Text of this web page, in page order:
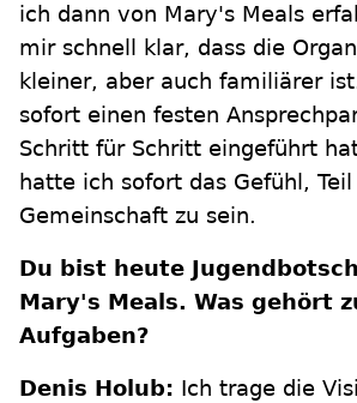
ich dann von Mary's Meals
mir schnell klar, dass die
kleiner, aber auch familiärer
sofort einen festen
Schritt für Schritt eingeführt
hatte ich sofort das Gefühl,
Gemeinschaft zu sein.
Du bist heute
Mary's Meals. Was gehört
Aufgaben?
Denis Holub: Ich trage die